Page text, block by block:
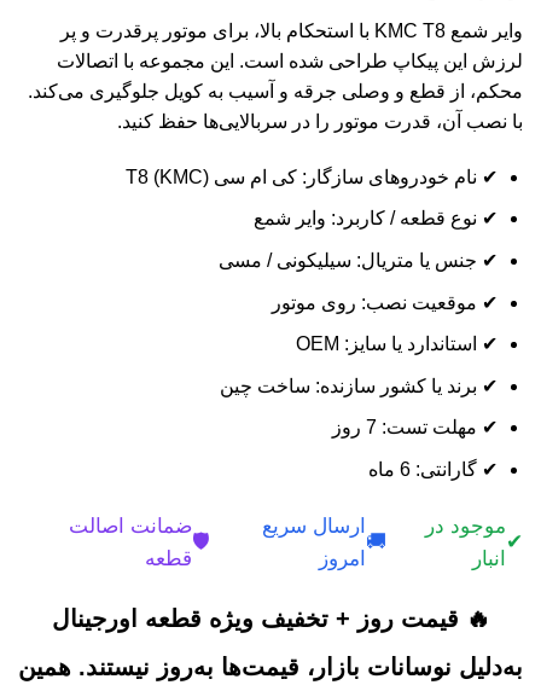
وایر شمع KMC T8 با استحکام بالا، برای موتور پرقدرت و پر
لرزش این پیکاپ طراحی شده است. این مجموعه با اتصالات
محکم، از قطع و وصلی جرقه و آسیب به کویل جلوگیری می‌کند.
با نصب آن، قدرت موتور را در سربالایی‌ها حفظ کنید.
✔ نام خودروهای سازگار: کی ام سی (KMC) T8
✔ نوع قطعه / کاربرد: وایر شمع
✔ جنس یا متریال: سیلیکونی / مسی
✔ موقعیت نصب: روی موتور
✔ استاندارد یا سایز: OEM
✔ برند یا کشور سازنده: ساخت چین
✔ مهلت تست: 7 روز
✔ گارانتی: 6 ماه
✔
موجود در
انبار
🚚
ارسال سریع
امروز
🛡️
ضمانت اصالت
قطعه
🔥 قیمت روز + تخفیف ویژه قطعه اورجینال
به‌دلیل نوسانات بازار، قیمت‌ها به‌روز نیستند. همین